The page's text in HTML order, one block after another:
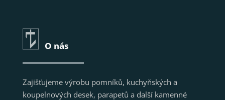
O nás
Zajišťujeme výrobu pomníků, kuchyňských a
koupelnových desek, parapetů a další kamenné